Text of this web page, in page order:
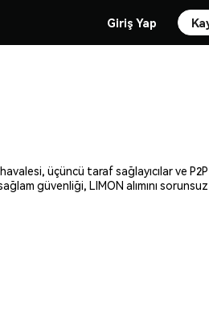
Giriş Yap
üçüncü taraf sağlayıcılar ve
güvenliği, LIMON alımını